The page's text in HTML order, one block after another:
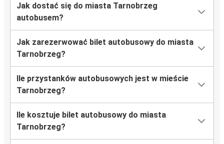
Tarnobrzeg
Port lotniczy Warszawa
Port Lotniczy Kraków
Tarnobrzeg
Tarnobrzeg
Port Lotniczy Katowice
Tarnobrzeg
Berlin
Jak dostać się do miasta Tarnobrzeg
autobusem?
Jak zarezerwować bilet autobusowy do miasta
Tarnobrzeg?
Ile przystanków autobusowych jest w mieście
Tarnobrzeg?
Ile kosztuje bilet autobusowy do miasta
Tarnobrzeg?